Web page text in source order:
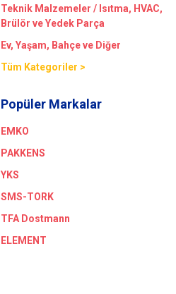
Teknik Malzemeler / Isıtma, HVAC,
Brülör ve Yedek Parça
Ev, Yaşam, Bahçe ve Diğer
Tüm Kategoriler >
Popüler Markalar
EMKO
PAKKENS
YKS
SMS-TORK
TFA Dostmann
ELEMENT